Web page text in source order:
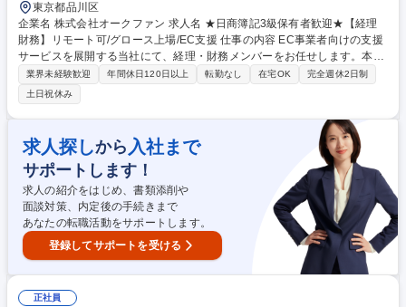
東京都品川区
企業名 株式会社オークファン 求人名 ★日商簿記3級保有者歓迎★【経理
財務】リモート可/グロース上場/EC支援 仕事の内容 EC事業者向けの支援
サービスを展開する当社にて、経理・財務メンバーをお任せします。本社
の決算などの経理業務を中心に、資金調達等の財務や開示資料作成まで幅
広く担うポジションです。 ■本社・グループの月次・年次決算、仕訳入力
等の経理業務 ■会計監査および監査法人対応、会計システムのメンテナン
ス ■振込支払や日次・月次の資金繰り管理、資金計画の立案をサポート ■
金融機関との折衝、借入手続き、融資や株式発行等の資金調達を支援 ■有
価証券報告書や決算短信、株主総会招集通知などの開示資料作成 ■社内か
らの問い合わせ対応、財務・経理の業務フロー改善や効率化 募集職種 ★
日商簿記3級保有者歓迎★【経理財務】リモート可/グロース上場/EC支援
業界未経験歓迎 年間休日120日以上 転勤なし 在宅OK
完全週休2日制
土日祝休み
求人探しから 入社まで
サポートします！
求人の紹介をはじめ、書類添削や
面談対策、内定後の手続きまで
あなたの転職活動をサポートします。
登録してサポートを受ける
正社員